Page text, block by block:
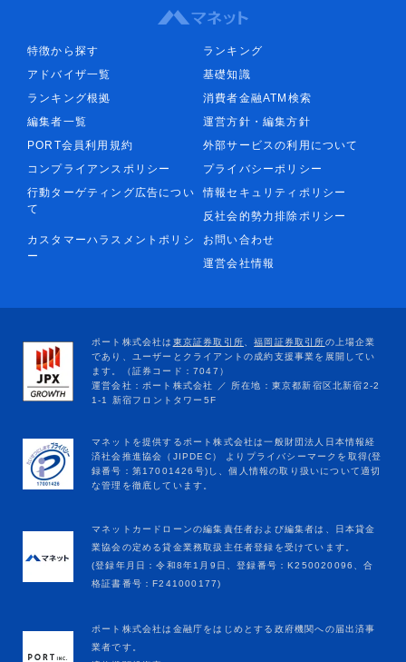
特徴から探す
ランキング
アドバイザ一覧
基礎知識
ランキング根拠
消費者金融ATM検索
編集者一覧
運営方針・編集方針
PORT会員利用規約
外部サービスの利用について
コンプライアンスポリシー
プライバシーポリシー
行動ターゲティング広告につい
て
情報セキュリティポリシー
反社会的勢力排除ポリシー
カスタマーハラスメントポリシ
ー
お問い合わせ
運営会社情報
マネットカードローンの編集責任者および編集者は、日本貸金
業協会の定める貸金業務取扱主任者登録を受けています。
(登録年月日：令和8年1月9日、登録番号：K250020096、合
格証書番号：F241000177)
ポート株式会社は金融庁をはじめとする政府機関への届出済事
業者です。